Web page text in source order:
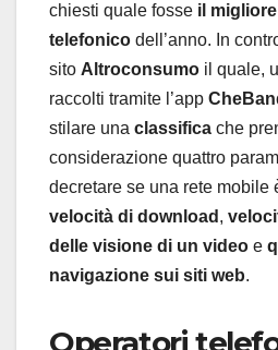
chiesti quale fosse il migliore
telefonico dell’anno. In
sito Altroconsumo il quale,
raccolti tramite l’app
stilare una classifica che
considerazione quattro
decretare se una rete mobile
velocità di download ,
delle visione di un video e
navigazione sui siti web.